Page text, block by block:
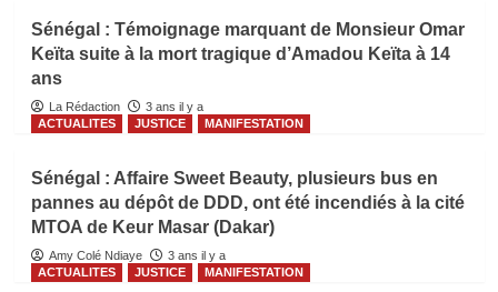
Sénégal : Témoignage marquant de Monsieur Omar
Keïta suite à la mort tragique d’Amadou Keïta à 14
ans
La Rédaction
3 ans il y a
ACTUALITES
JUSTICE MANIFESTATION
Sénégal : Affaire Sweet Beauty, plusieurs bus en
pannes au dépôt de DDD, ont été incendiés à la cité
MTOA de Keur Masar (Dakar)
Amy Colé Ndiaye
3 ans il y a
ACTUALITES
JUSTICE MANIFESTATION